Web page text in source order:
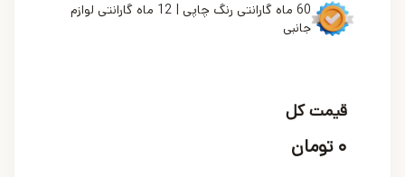
60 ماه گارانتی رنگ چاپی | 12 ماه گارانتی لوازم
جانبی
قیمت کل
۰ تومان